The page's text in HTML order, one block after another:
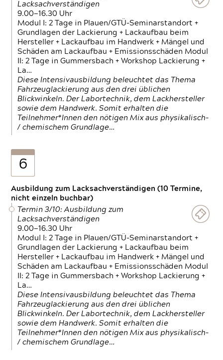
Lacksachverständigen
9.00—16.30 Uhr
Modul I: 2 Tage in Plauen/GTÜ-Seminarstandort +
Grundlagen der Lackierung + Lackaufbau beim
Hersteller + Lackaufbau im Handwerk + Mängel und
Schäden am Lackaufbau + Emissionsschäden Modul
II: 2 Tage in Gummersbach + Workshop Lackierung +
La…
Diese Intensivausbildung beleuchtet das Thema
Fahrzeuglackierung aus den drei üblichen
Blickwinkeln. Der Labortechnik, dem Lackhersteller
sowie dem Handwerk. Somit erhalten die
Teilnehmer*Innen den nötigen Mix aus physikalisch-
/ chemischem Grundlage…
6
Ausbildung zum Lacksachverständigen (10 Termine,
nicht einzeln buchbar)
Termin 3/10: Ausbildung zum
Lacksachverständigen
9.00—16.30 Uhr
Modul I: 2 Tage in Plauen/GTÜ-Seminarstandort +
Grundlagen der Lackierung + Lackaufbau beim
Hersteller + Lackaufbau im Handwerk + Mängel und
Schäden am Lackaufbau + Emissionsschäden Modul
II: 2 Tage in Gummersbach + Workshop Lackierung +
La…
Diese Intensivausbildung beleuchtet das Thema
Fahrzeuglackierung aus den drei üblichen
Blickwinkeln. Der Labortechnik, dem Lackhersteller
sowie dem Handwerk. Somit erhalten die
Teilnehmer*Innen den nötigen Mix aus physikalisch-
/ chemischem Grundlage…